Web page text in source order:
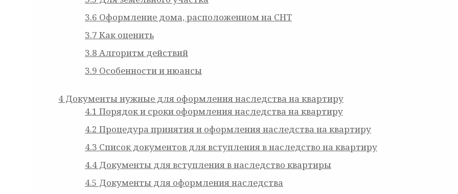
3.6 Оформление дома, расположенном на СНТ
3.7 Как оценить
3.8 Алгоритм действий
3.9 Особенности и нюансы
4 Документы нужные для оформления наследства на квартиру
4.1 Порядок и сроки оформления наследства на квартиру
4.2 Процедура принятия и оформления наследства на квартиру
4.3 Список документов для вступления в наследство на квартиру
4.4 Документы для вступления в наследство квартиры
4.5 Документы для оформления наследства